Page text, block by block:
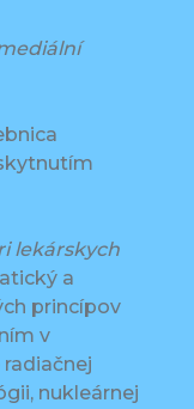
lekárskych
a
princípov
v
nukleárnej